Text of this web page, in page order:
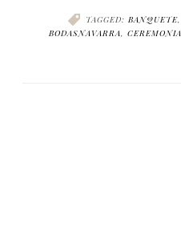
TAGGED: BANQUETE,
BODASNAVARRA
CEREMONIA